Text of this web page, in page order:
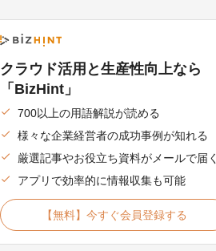
クラウド活用と生産性向上なら
「BizHint」
700以上の用語解説が読める
様々な企業経営者の成功事例が知れる
厳選記事やお役立ち資料がメールで届く
アプリで効率的に情報収集も可能
【無料】今すぐ会員登録する